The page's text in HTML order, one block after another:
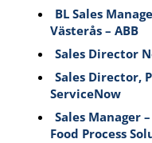
BL Sales
Västerås – ABB
Sales Director
Sales Director,
ServiceNow
Sales Manager
Food Process